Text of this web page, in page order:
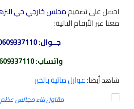
احصل على تصميممجلس خارجي حي
معنا عبر الأرقام التالية:
جــوال:
واتساب:
شاهد أيضا:عوازل مائية بالخبر